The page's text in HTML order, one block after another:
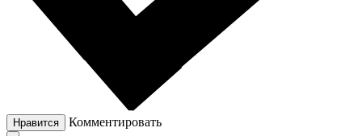
Нравится Комментировать